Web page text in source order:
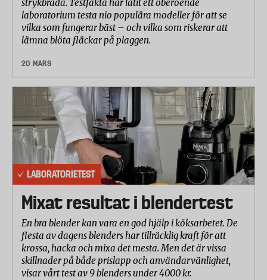
strykbräda. Testfakta har låtit ett oberoende
laboratorium testa nio populära modeller för att se
vilka som fungerar bäst – och vilka som riskerar att
lämna blöta fläckar på plaggen.
20 MARS
LABORATORIETEST
Mixat resultat i blendertest
En bra blender kan vara en god hjälp i köksarbetet. De
flesta av dagens blenders har tillräcklig kraft för att
krossa, hacka och mixa det mesta. Men det är vissa
skillnader på både prislapp och användarvänlighet,
visar vårt test av 9 blenders under 4000 kr.